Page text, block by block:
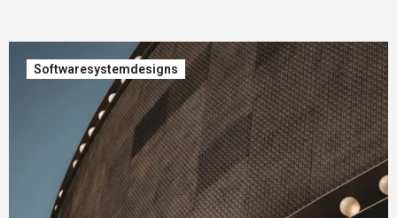
Softwaresystemdesigns